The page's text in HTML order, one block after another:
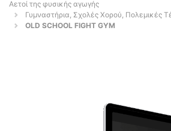
Αετοί της φυσικής αγωγής
Γυμναστήρια, Σχολές Χορού, Πολεμικές
OLD SCHOOL FIGHT GYM